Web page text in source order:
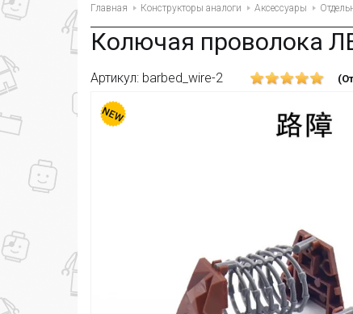
Главная Конструкторы аналоги Аксессуары
Колючая проволока
Артикул: barbed_wire-2